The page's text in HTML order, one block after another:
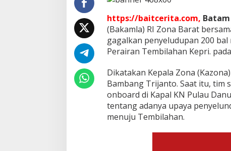
l
e
g
a
https://baitcerita.com, Batam
(Bakamla) RI Zona Barat
gagalkan penyeludupan 200
Perairan Tembilahan Kepri.
Dikatakan Kepala Zona
Bambang Trijanto. Saat itu, tim
onboard di Kapal KN Pulau
tentang adanya upaya
menuju Tembilahan.